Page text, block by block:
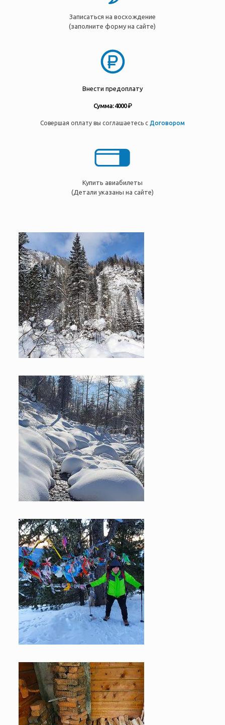
Записаться на восхождение
(заполните форму на сайте)
Внести предоплату
Сумма: 4000 ₽
Совершая оплату вы соглашаетесь с Договором
Купить авиабилеты
(Детали указаны на сайте)